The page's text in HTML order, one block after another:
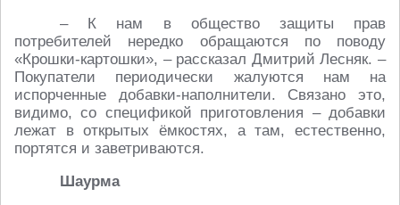
– К нам в общество защиты прав
потребителей нередко обращаются по поводу
«Крошки-картошки», – рассказал Дмитрий Лесняк. –
Покупатели периодически жалуются нам на
испорченные добавки-наполнители. Связано это,
видимо, со спецификой приготовления – добавки
лежат в открытых ёмкостях, а там, естественно,
портятся и заветриваются.
Шаурма